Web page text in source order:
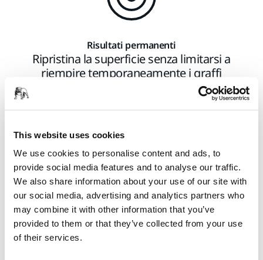
This website uses cookies
We use cookies to personalise content and ads, to
provide social media features and to analyse our traffic.
We also share information about your use of our site with
our social media, advertising and analytics partners who
may combine it with other information that you’ve
provided to them or that they’ve collected from your use
of their services.
Risultati permanenti
Ripristina la superficie senza limitarsi a
riempire temporaneamente i graffi
Processo omogeneo
Processo facile da imparare e adottare